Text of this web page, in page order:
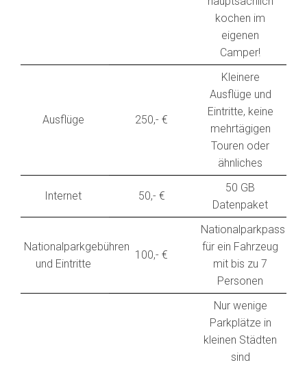
kochen im
eigenen
Camper!
Ausflüge 250,- €
Kleinere
Ausflüge und
Eintritte, keine
mehrtägigen
Touren oder
ähnliches
Internet 50,- €
50 GB
Datenpaket
Nationalparkgebühren
und Eintritte
100,- €
Nationalparkpass
für ein Fahrzeug
mit bis zu 7
Personen
Nur wenige
Parkplätze in
kleinen Städten
sind